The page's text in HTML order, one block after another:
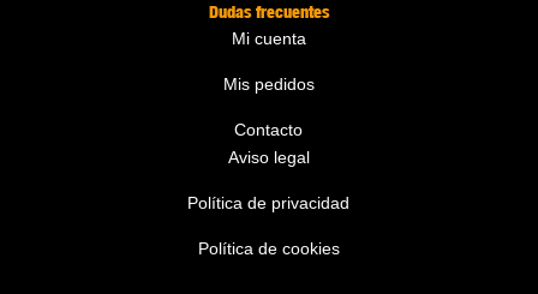
Dudas frecuentes
Mi cuenta
Mis pedidos
Contacto
Aviso legal
Política de privacidad
Política de cookies